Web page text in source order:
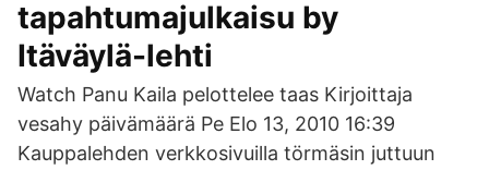
tapahtumajulkaisu by
Itäväylä-lehti
Watch Panu Kaila pelottelee taas Kirjoittaja
vesahy päivämäärä Pe Elo 13, 2010 16:39
Kauppalehden verkkosivuilla törmäsin juttuun